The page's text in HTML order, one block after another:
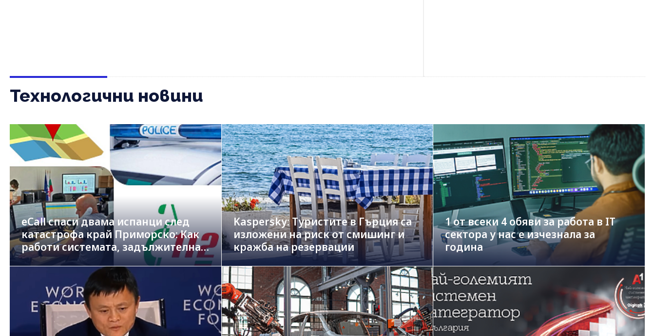
Технологични новини
eCall спаси двама испанци след
катастрофа край Приморско: Как
работи системата, задължителна
в новите коли
Kaspersky: Туристите в Гърция са
изложени на риск от смишинг и
кражба на резервации
1 от всеки 4 обяви за работа в IT
сектора у нас е изчезнала за
година